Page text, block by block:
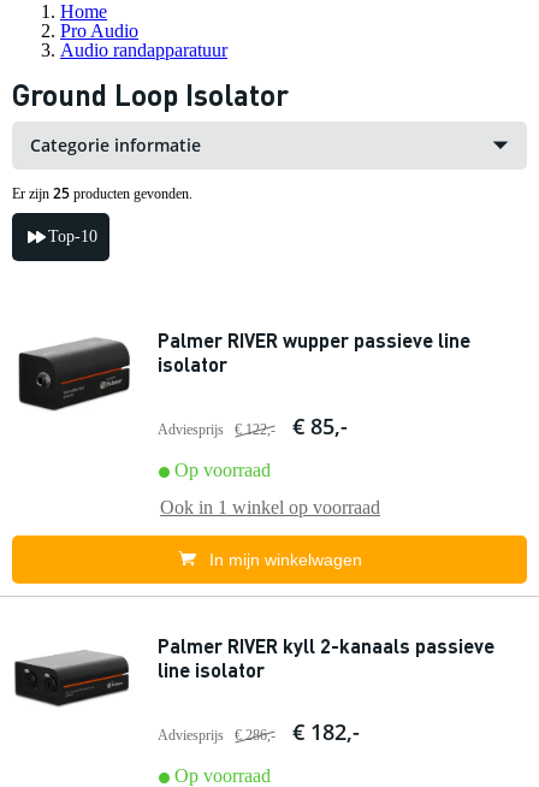
Home
Pro Audio
Audio randapparatuur
Ground Loop Isolator
Categorie informatie
Er zijn 25 producten gevonden.
Top-10
Palmer RIVER wupper passieve line
isolator
Adviesprijs € 122,- € 85,-
Op voorraad
Ook in 1 winkel op voorraad
In mijn winkelwagen
Palmer RIVER kyll 2-kanaals passieve
line isolator
Adviesprijs € 286,- € 182,-
Op voorraad